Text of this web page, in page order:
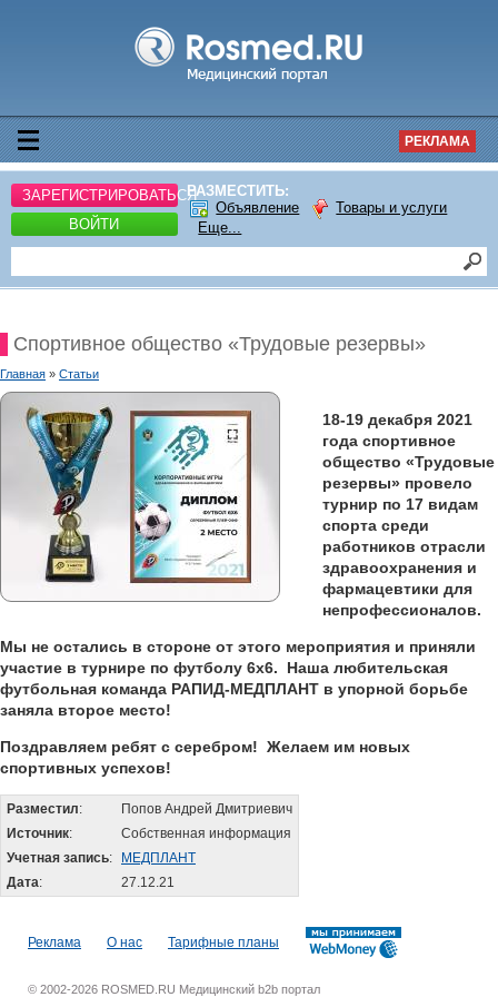
РЕКЛАМА
ЗАРЕГИСТРИРОВАТЬСЯ
ВОЙТИ
РАЗМЕСТИТЬ:
Объявление
Товары и услуги
Еще...
Спортивное общество «Трудовые резервы»
Главная » Статьи
18-19 декабря 2021
года спортивное
общество «Трудовые
резервы» провело
турнир по 17 видам
спорта среди
работников отрасли
здравоохранения и
фармацевтики для
непрофессионалов.
Мы не остались в стороне от этого мероприятия и приняли
участие в турнире по футболу 6х6. Наша любительская
футбольная команда РАПИД-МЕДПЛАНТ в упорной борьбе
заняла второе место!
Поздравляем ребят с серебром! Желаем им новых
спортивных успехов!
Разместил:
Попов Андрей Дмитриевич
Источник:
Собственная информация
Учетная запись:
МЕДПЛАНТ
Дата: 27.12.21
Реклама О нас Тарифные планы
© 2002-2026 ROSMED.RU Медицинский b2b портал